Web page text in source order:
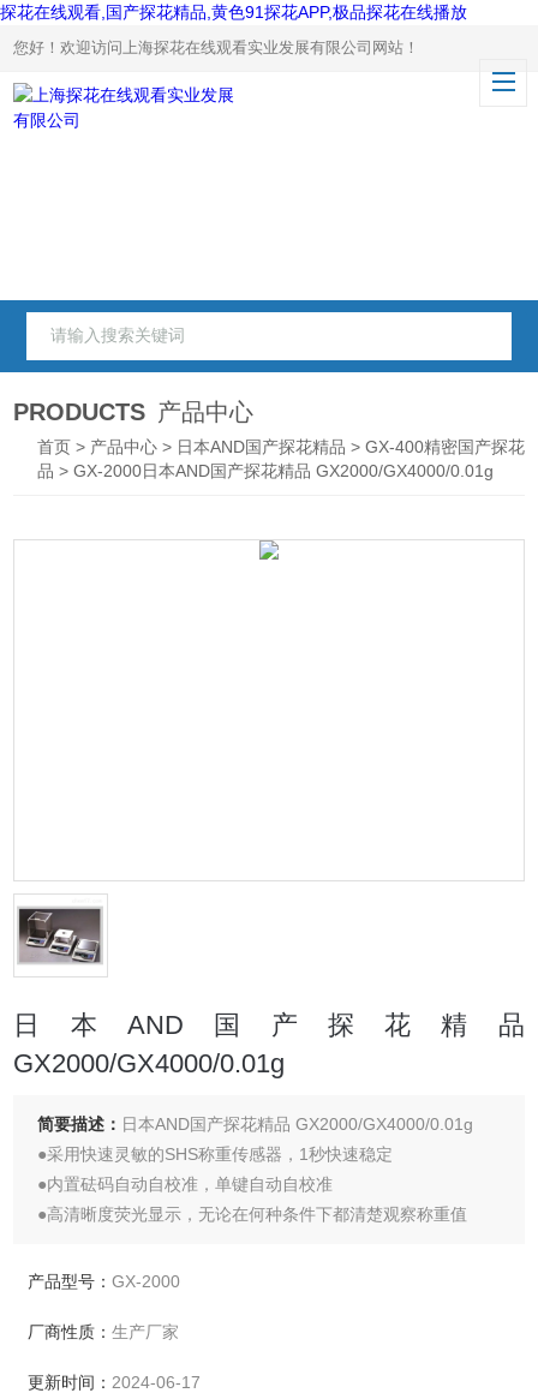
探花在线观看,国产探花精品,黄色91探花APP,极品探花在线播放
您好！欢迎访问上海探花在线观看实业发展有限公司网站！
PRODUCTS 产品中心
首页 > 产品中心 > 日本AND国产探花精品 >GX-400精密国产探花
品 > GX-2000日本AND国产探花精品 GX2000/GX4000/0.01g
日本AND国产探花精品
GX2000/GX4000/0.01g
简要描述： 日本AND国产探花精品 GX2000/GX4000/0.01g
●采用快速灵敏的SHS称重传感器，1秒快速稳定
●内置砝码自动自校准，单键自动自校准
●高清晰度荧光显示，无论在何种条件下都清楚观察称重值
●数据存储功能，能存储重量值，GLP数据，计数数据
产品型号：GX-2000
厂商性质：生产厂家
更新时间： 2024-06-17